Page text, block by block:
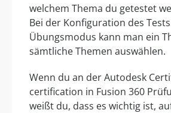
welchem Thema du getestet
Bei der Konfiguration des
Übungsmodus kann man ein
sämtliche Themen auswählen.
Wenn du an der Autodesk
certification in Fusion 360
weißt du, dass es wichtig ist,